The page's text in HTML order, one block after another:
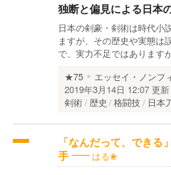
独断と偏見による日本
日本の剣豪・剣術は時代小
ますが、その歴史や実態は
で、実力不足ではあります
★75
エッセイ・ノンフ
2019年3月14日 12:07 更新
剣術
歴史 格闘技 日本
「なんだって、できる
手
はる❀